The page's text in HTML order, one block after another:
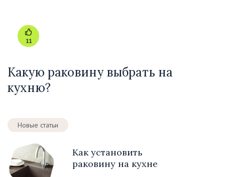
11
Какую раковину выбрать на
кухню?
Новые статьи
Как установить
раковину на кухне